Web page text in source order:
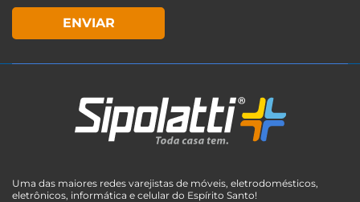
ENVIAR
Uma das maiores redes varejistas de móveis, eletrodomésticos,
eletrônicos, informática e celular do Espírito Santo!